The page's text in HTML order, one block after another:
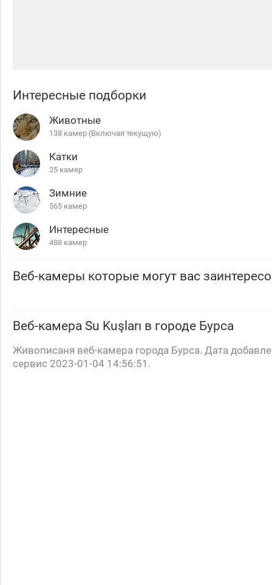
Интересные подборки
Животные
138 камер (Включая текущую)
Катки
25 камер
Зимние
565 камер
Интересные
488 камер
Веб-камеры которые могут вас
Веб-камера Su Kuşları в городе Бурса
Живописаня веб-камера города Бурса. Дата
сервис 2023-01-04 14:56:51.